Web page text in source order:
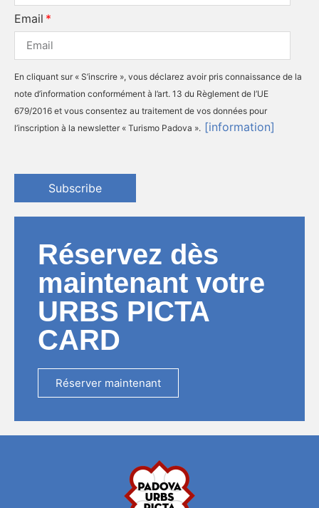
Email
En cliquant sur « S’inscrire », vous déclarez avoir pris connaissance de la
note d’information conformément à l’art. 13 du Règlement de l’UE
679/2016 et vous consentez au traitement de vos données pour
l’inscription à la newsletter « Turismo Padova ». [information]
Subscribe
Réservez dès
maintenant votre
URBS PICTA
CARD
Réserver maintenant